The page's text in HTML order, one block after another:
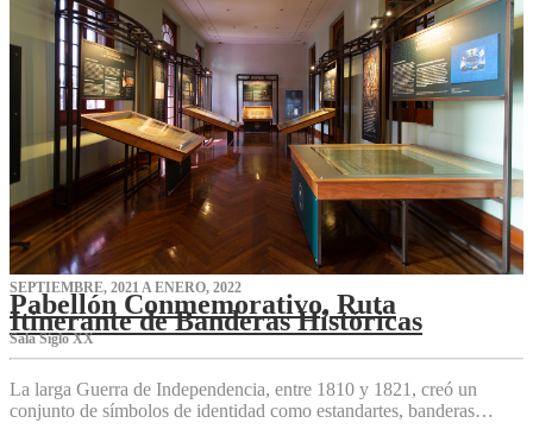
SEPTIEMBRE, 2021 A ENERO, 2022
Pabellón Conmemorativo, Ruta
Itinerante de Banderas Históricas
Sala Siglo XX
La larga Guerra de Independencia, entre 1810 y 1821, creó un
conjunto de símbolos de identidad como estandartes, banderas…